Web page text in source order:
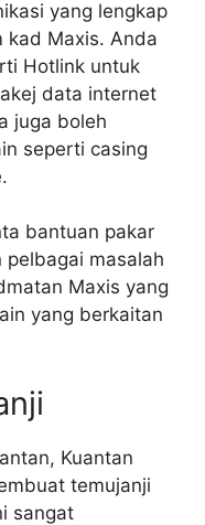
yang lengkap
kad Maxis. Anda
Hotlink untuk
data internet
juga boleh
seperti casing
bantuan pakar
pelbagai masalah
Maxis yang
yang berkaitan
Kuantan
temujanji
sangat